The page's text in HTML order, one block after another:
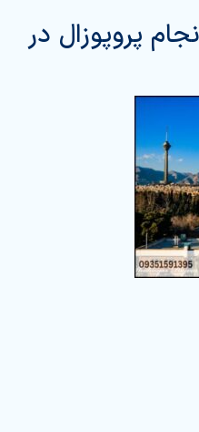
پروپوزال در